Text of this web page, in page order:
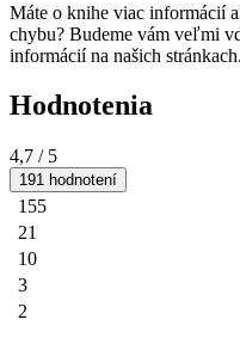
Máte o knihe viac informácií
chybu? Budeme vám veľmi
informácií na našich stránkach.
Hodnotenia
4,7 / 5
191 hodnotení
155
21
10
3
2